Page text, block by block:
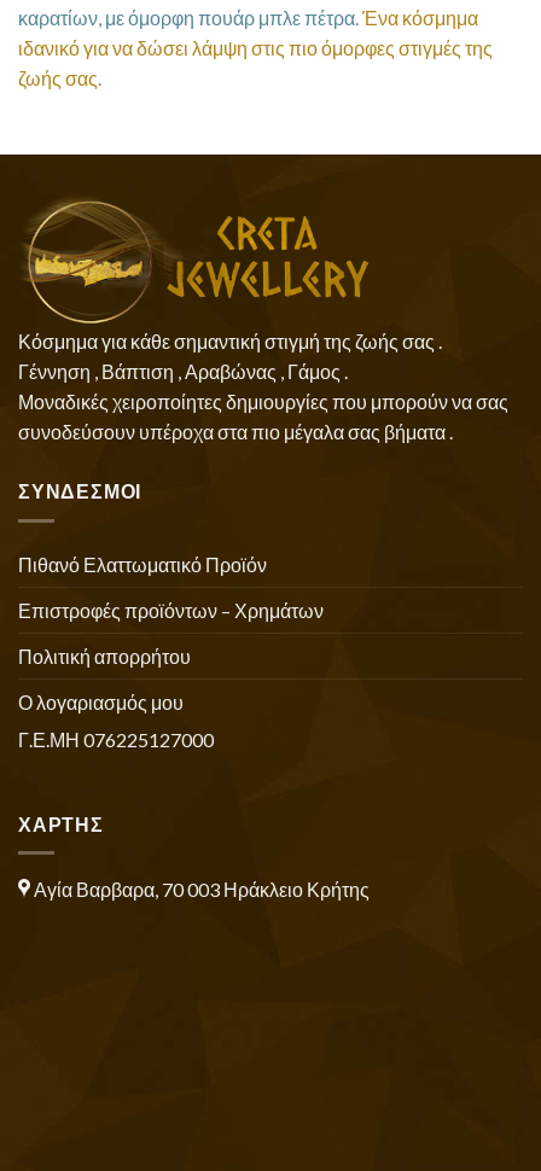
καρατίων, με όμορφη πουάρ μπλε πέτρα.Ένα κόσμημα
ιδανικό για να δώσει λάμψη στις πιο όμορφες στιγμές της
ζωής σας.
Κόσμημα για κάθε σημαντική στιγμή της ζωής σας .
Γέννηση , Βάπτιση , Αραβώνας , Γάμος .
Μοναδικές χειροποίητες δημιουργίες που μπορούν να σας
συνοδεύσουν υπέροχα στα πιο μέγαλα σας βήματα .
ΣΥΝΔΕΣΜΟΙ
Πιθανό Ελαττωματικό Προϊόν
Επιστροφές προϊόντων – Χρημάτων
Πολιτική απορρήτου
Ο λογαριασμός μου
Γ.Ε.ΜΗ 076225127000
ΧΑΡΤΗΣ
Αγία Βαρβαρα, 70 003 Ηράκλειο Κρήτης